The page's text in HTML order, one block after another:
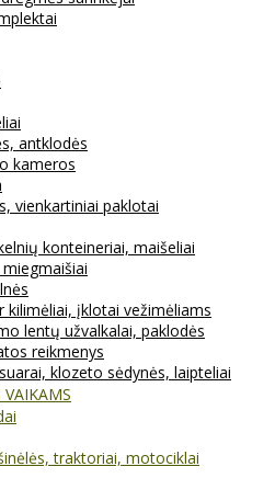
antklodės
kameros
vienkartiniai paklotai
konteineriai, maišeliai
kilimėliai, įklotai vežimėliams
lentų užvalkalai, paklodės
reikmenys
klozeto sėdynės, laipteliai
VAIKAMS
traktoriai, motociklai